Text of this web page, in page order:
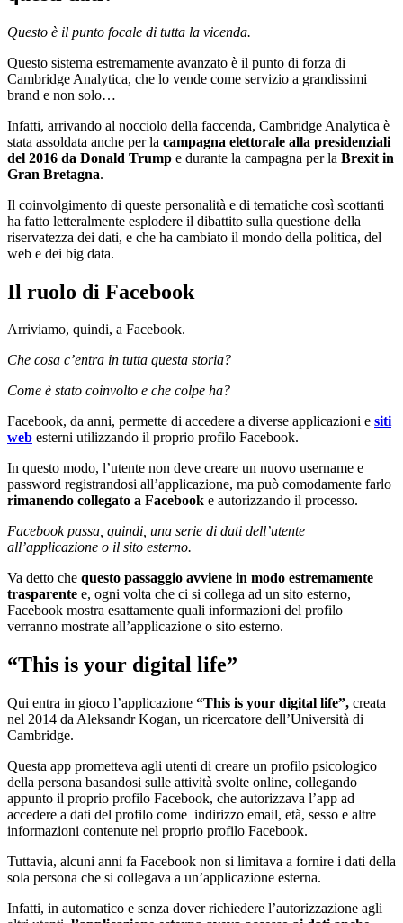
Questo è il punto focale di tutta la vicenda.
Questo sistema estremamente avanzato è il punto di forza di
Cambridge Analytica, che lo vende come servizio a grandissimi
brand e non solo…
Infatti, arrivando al nocciolo della faccenda, Cambridge Analytica è
stata assoldata anche per la campagna elettorale alla presidenziali
del 2016 da Donald Trump e durante la campagna per la Brexit in
Gran Bretagna.
Il coinvolgimento di queste personalità e di tematiche così scottanti
ha fatto letteralmente esplodere il dibattito sulla questione della
riservatezza dei dati, e che ha cambiato il mondo della politica, del
web e dei big data.
Il ruolo di Facebook
Arriviamo, quindi, a Facebook.
Che cosa c’entra in tutta questa storia?
Come è stato coinvolto e che colpe ha?
Facebook, da anni, permette di accedere a diverse applicazioni e siti
web esterni utilizzando il proprio profilo Facebook.
In questo modo, l’utente non deve creare un nuovo username e
password registrandosi all’applicazione, ma può comodamente farlo
rimanendo collegato a Facebook e autorizzando il processo.
Facebook passa, quindi, una serie di dati dell’utente
all’applicazione o il sito esterno.
Va detto che questo passaggio avviene in modo estremamente
trasparente e, ogni volta che ci si collega ad un sito esterno,
Facebook mostra esattamente quali informazioni del profilo
verranno mostrate all’applicazione o sito esterno.
“This is your digital life”
Qui entra in gioco l’applicazione “This is your digital life”, creata
nel 2014 da Aleksandr Kogan, un ricercatore dell’Università di
Cambridge.
Questa app prometteva agli utenti di creare un profilo psicologico
della persona basandosi sulle attività svolte online, collegando
appunto il proprio profilo Facebook, che autorizzava l’app ad
accedere a dati del profilo come indirizzo email, età, sesso e altre
informazioni contenute nel proprio profilo Facebook.
Tuttavia, alcuni anni fa Facebook non si limitava a fornire i dati della
sola persona che si collegava a un’applicazione esterna.
Infatti, in automatico e senza dover richiedere l’autorizzazione agli